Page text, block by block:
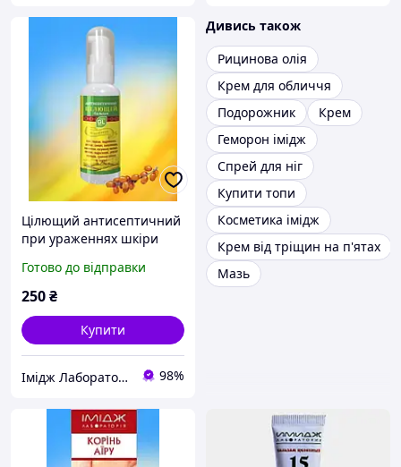
Цілющий антисептичний
при ураженнях шкіри
Готово до відправки
250₴
Купити
Імідж Лабораторія 98%
Дивись також
Рицинова олія
Крем для обличчя
Подорожник
Крем
Геморон імідж
Спрей для ніг
Купити топи
Косметика імідж
Крем від тріщин на п'ятах
Мазь